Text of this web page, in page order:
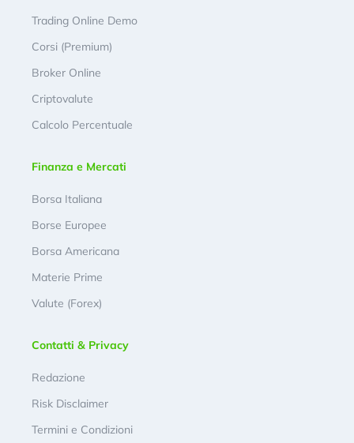
Trading Online Demo
Corsi (Premium)
Broker Online
Criptovalute
Calcolo Percentuale
Finanza e Mercati
Borsa Italiana
Borse Europee
Borsa Americana
Materie Prime
Valute (Forex)
Contatti & Privacy
Redazione
Risk Disclaimer
Termini e Condizioni